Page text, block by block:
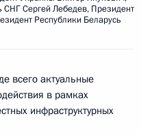
СНГ Сергей Лебедев, Президент
Республики Беларусь
всего актуальные
в рамках
инфраструктурных